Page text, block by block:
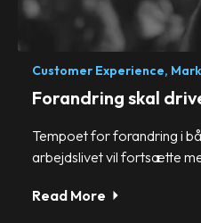
Customer Experience,
Forandring skal
Tempoet for forandring i
arbejdslivet vil fortsætte
Read More